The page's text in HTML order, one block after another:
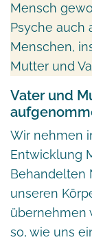
Mensch
Psyche auch
Menschen,
Mutter und
Vater und
Wir nehmen
Entwicklung
Behandelten
unseren
übernehmen
so, wie uns